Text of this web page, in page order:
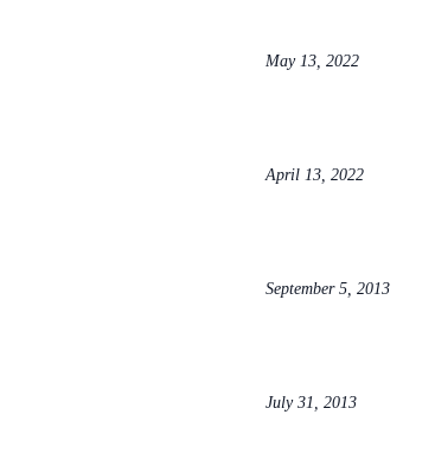
May 13, 2022
April 13, 2022
September 5, 2013
July 31, 2013